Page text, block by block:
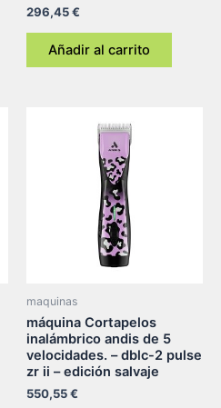
296,45€
Añadir al carrito
maquinas
máquina Cortapelos
inalámbrico andis de 5
velocidades. – dblc-2 pulse
zr ii – edición salvaje
550,55€